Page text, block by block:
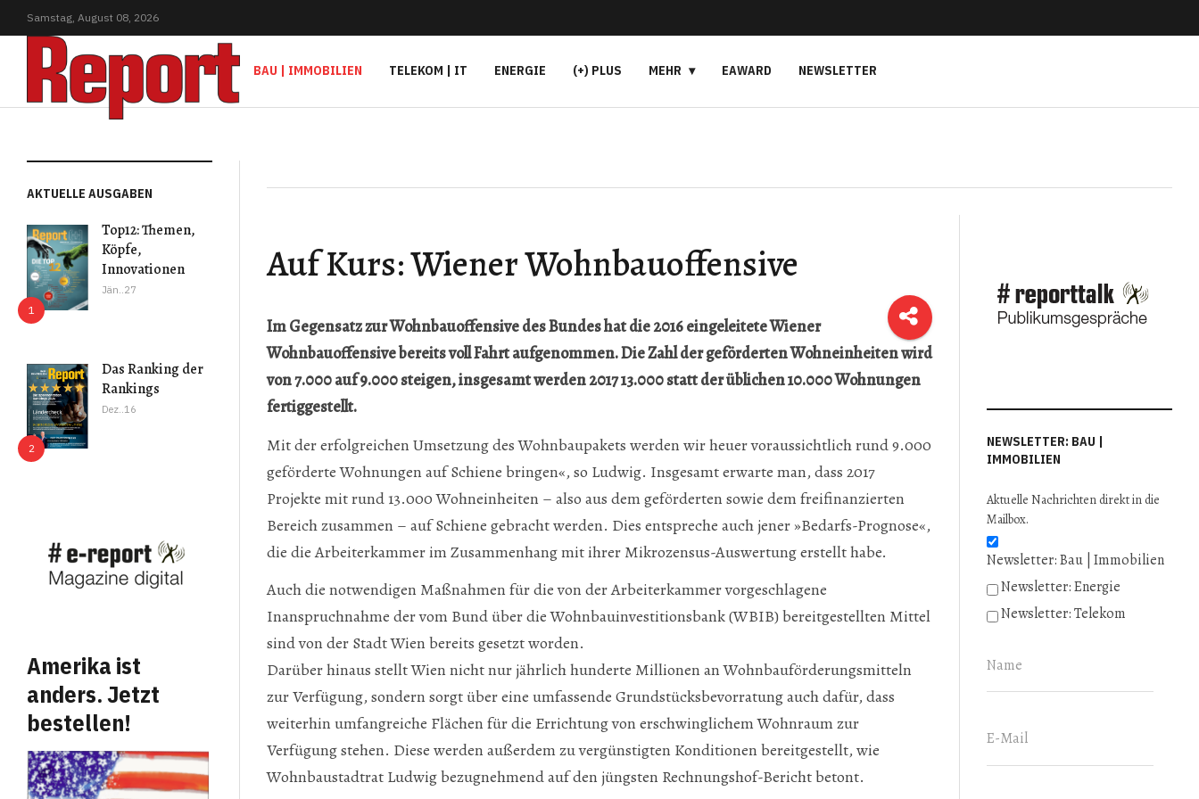
Samstag, August 08, 2026
BAU | IMMOBILIEN TELEKOM | IT ENERGIE (+) PLUS MEHR EAWARD NEWSLETTER
AKTUELLE AUSGABEN
Top12: Themen,
Köpfe,
Innovationen
Jän..27
Das Ranking der
Rankings
Dez..16
Amerika ist
anders. Jetzt
bestellen!
Auf Kurs: Wiener Wohnbauoffensive
Im Gegensatz zur Wohnbauoffensive des Bundes hat die 2016 eingeleitete Wiener
Wohnbauoffensive bereits voll Fahrt aufgenommen. Die Zahl der geförderten Wohneinheiten wird
von 7.000 auf 9.000 steigen, insgesamt werden 2017 13.000 statt der üblichen 10.000 Wohnungen
fertiggestellt.
Mit der erfolgreichen Umsetzung des Wohnbaupakets werden wir heuer voraussichtlich rund 9.000
geförderte Wohnungen auf Schiene bringen«, so Ludwig. Insgesamt erwarte man, dass 2017
Projekte mit rund 13.000 Wohneinheiten – also aus dem geförderten sowie dem freifinanzierten
Bereich zusammen – auf Schiene gebracht werden. Dies entspreche auch jener »Bedarfs-Prognose«,
die die Arbeiterkammer im Zusammenhang mit ihrer Mikrozensus-Auswertung erstellt habe.
Auch die notwendigen Maßnahmen für die von der Arbeiterkammer vorgeschlagene
Inanspruchnahme der vom Bund über die Wohnbauinvestitionsbank (WBIB) bereitgestellten Mittel
sind von der Stadt Wien bereits gesetzt worden.
Darüber hinaus stellt Wien nicht nur jährlich hunderte Millionen an Wohnbauförderungsmitteln
zur Verfügung, sondern sorgt über eine umfassende Grundstücksbevorratung auch dafür, dass
weiterhin umfangreiche Flächen für die Errichtung von erschwinglichem Wohnraum zur
Verfügung stehen. Diese werden außerdem zu vergünstigten Konditionen bereitgestellt, wie
Wohnbaustadtrat Ludwig bezugnehmend auf den jüngsten Rechnungshof-Bericht betont.
NEWSLETTER: BAU |
IMMOBILIEN
Aktuelle Nachrichten direkt in die
Mailbox.
Newsletter: Bau | Immobilien
Newsletter: Energie
Newsletter: Telekom